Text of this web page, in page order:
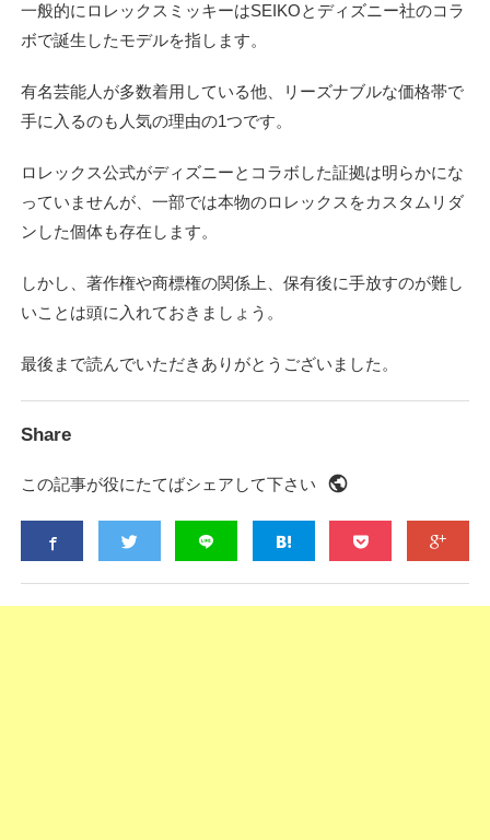
一般的にロレックスミッキーはSEIKOとディズニー社のコラ
ボで誕生したモデルを指します。
有名芸能人が多数着用している他、リーズナブルな価格帯で
手に入るのも人気の理由の1つです。
ロレックス公式がディズニーとコラボした証拠は明らかにな
っていませんが、一部では本物のロレックスをカスタムリダ
ンした個体も存在します。
しかし、著作権や商標権の関係上、保有後に手放すのが難し
いことは頭に入れておきましょう。
最後まで読んでいただきありがとうございました。
Share
この記事が役にたてばシェアして下さい public